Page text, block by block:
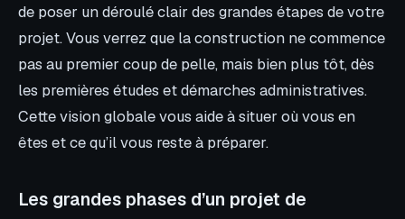
de poser un déroulé clair des grandes étapes de votre
projet. Vous verrez que la construction ne commence
pas au premier coup de pelle, mais bien plus tôt, dès
les premières études et démarches administratives.
Cette vision globale vous aide à situer où vous en
êtes et ce qu’il vous reste à préparer.
Les grandes phases d’un projet de